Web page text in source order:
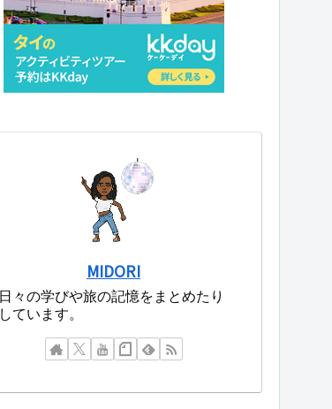
MIDORI
日々の学びや旅の記憶をまとめたり
しています。